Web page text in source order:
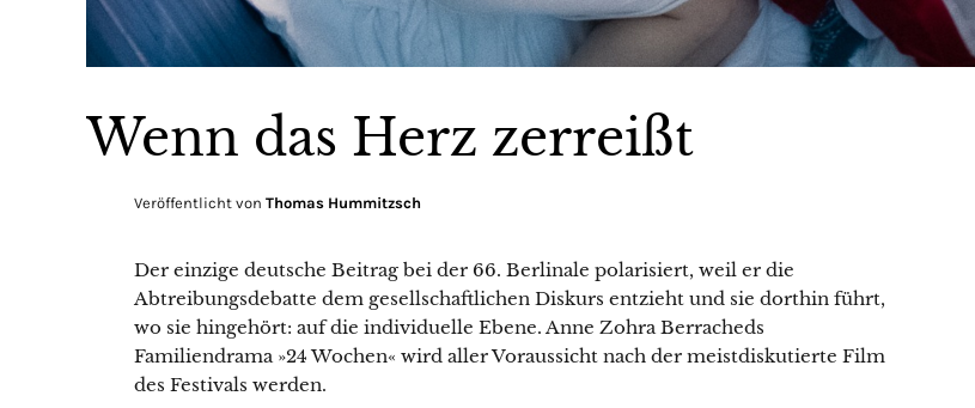
Wenn das Herz zerreißt
Veröffentlicht von Thomas Hummitzsch
Der einzige deutsche Beitrag bei der 66. Berlinale polarisiert, weil er die
Abtreibungsdebatte dem gesellschaftlichen Diskurs entzieht und sie dorthin führt,
wo sie hingehört: auf die individuelle Ebene. Anne Zohra Berracheds
Familiendrama »24 Wochen« wird aller Voraussicht nach der meistdiskutierte Film
des Festivals werden.